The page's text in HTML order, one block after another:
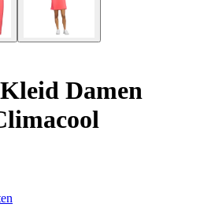
Kleid Damen